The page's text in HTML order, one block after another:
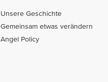
Unsere Geschichte
Gemeinsam etwas verändern
Angel Policy